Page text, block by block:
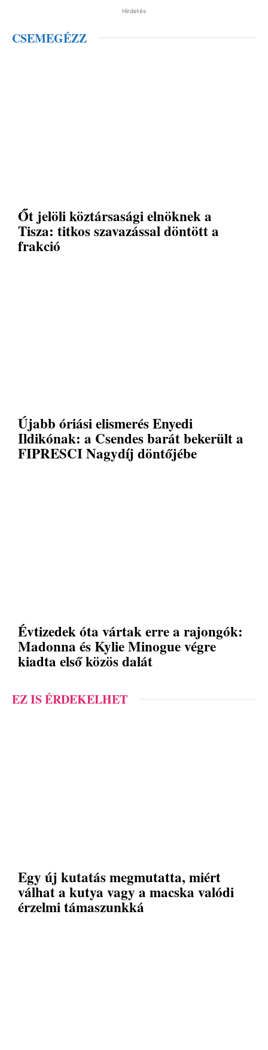
Hirdetés
CSEMEGÉZZ
Őt jelöli köztársasági elnöknek a
Tisza: titkos szavazással döntött a
frakció
Újabb óriási elismerés Enyedi
Ildikónak: a Csendes barát bekerült a
FIPRESCI Nagydíj döntőjébe
Évtizedek óta vártak erre a rajongók:
Madonna és Kylie Minogue végre
kiadta első közös dalát
EZ IS ÉRDEKELHET
Egy új kutatás megmutatta, miért
válhat a kutya vagy a macska valódi
érzelmi támaszunkká